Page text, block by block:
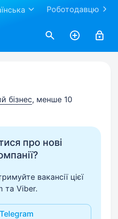
Роботодавцю
бізнес, менше 10
про нові
вакансії цієї
та Viber.
Telegram